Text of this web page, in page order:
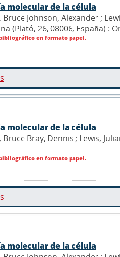
molecular de la célula
Bruce Johnson, Alexander ;
(Plató, 26, 08006, España) :
en formato papel.
molecular de la célula
Bray, Dennis ; Lewis,
en formato papel.
molecular de la célula